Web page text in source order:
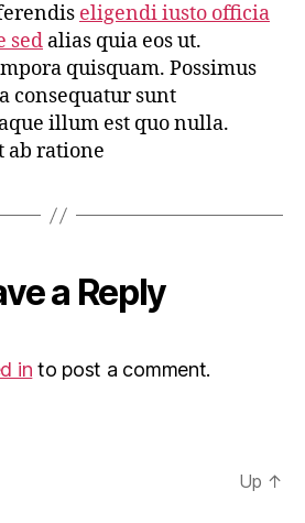
eligendi iusto officia
sed alias quia eos ut.
quisquam. Possimus
consequatur sunt
illum est quo nulla.
ab ratione
a Reply
in to post a comment.
Up ↑